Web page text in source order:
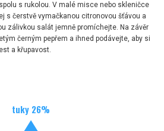
s rukolou. V malé misce nebo skleničce
s čerstvě vymačkanou citronovou šťávou a
zálivkou salát jemně promíchejte. Na závěr
černým pepřem a ihned podávejte, aby si
a křupavost.
tuky 26%